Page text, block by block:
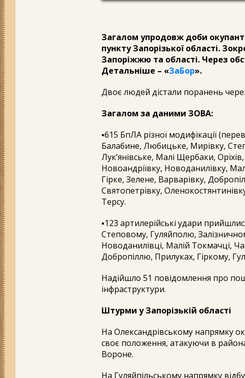
Загалом упродовж доби
пункту Запорізької області.
Запоріжжю та області. Через
Детальніше – «ЗаБор».
Двоє людей дістали поранень
Загалом за даними ЗОВА:
▪️615 БпЛА різної модифікації
Балабине, Любицьке, Мирівку,
Лук’янівське, Малі Щербаки,
Новоандріївку, Новоданилівку,
Гірке, Зелене, Варварівку,
Святопетрівку,
Терсу.
▪️123 артилерійські удари
Степовому, Гуляйполю,
Новоданилівці, Малій Токмачці,
Добропіллю, Прилуках, Гіркому,
Надійшло 51 повідомлення про
інфраструктури.
Штурми у Запорізькій області
На Олександрівському напрямку
своє положення, атакуючи в
Вороне.
На Гуляйпільському напрямку